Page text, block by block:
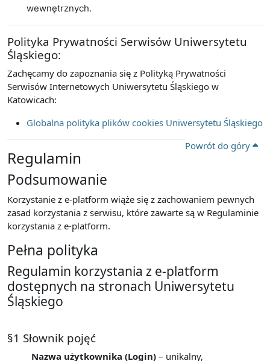
wewnętrznych.
Polityka Prywatności Serwisów Uniwersytetu
Śląskiego:
Zachęcamy do zapoznania się z Polityką Prywatności
Serwisów Internetowych Uniwersytetu Śląskiego w
Katowicach:
Globalna polityka plików cookies Uniwersytetu Śląskiego
Powrót do góry
Regulamin
Podsumowanie
Korzystanie z e-platform wiąże się z zachowaniem pewnych
zasad korzystania z serwisu, które zawarte są w Regulaminie
korzystania z e-platform.
Pełna polityka
Regulamin korzystania z e-platform
dostępnych na stronach Uniwersytetu
Śląskiego
§1 Słownik pojęć
Nazwa użytkownika (Login) – unikalny,